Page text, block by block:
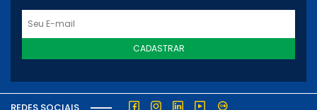
CADASTRAR